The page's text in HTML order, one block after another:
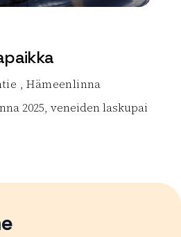
, Hämeenlinna
2025, veneiden laskupai